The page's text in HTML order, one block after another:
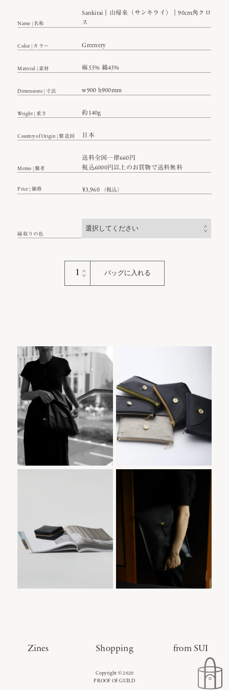
Name | 名称
Sankirai｜山帰来（サンキライ）｜90cm角クロ
ス
Color | カラー Greenery
Material | 素材 麻55% 綿45%
Dimensions | 寸法 w900 h900mm
Weight | 重さ 約140g
Country of Origin | 製造国 日本
Memo | 備考
送料全国一律660円
税込6000円以上のお買物で送料無料
Price | 価格 ¥3,960 （税込）
縁取りの色
Square
｜
バッグに入れる
Carry SacCarry Sacの商品
一覧
Zines Shopping from SUI
Copyright © 2020
PROOF OF GUILD